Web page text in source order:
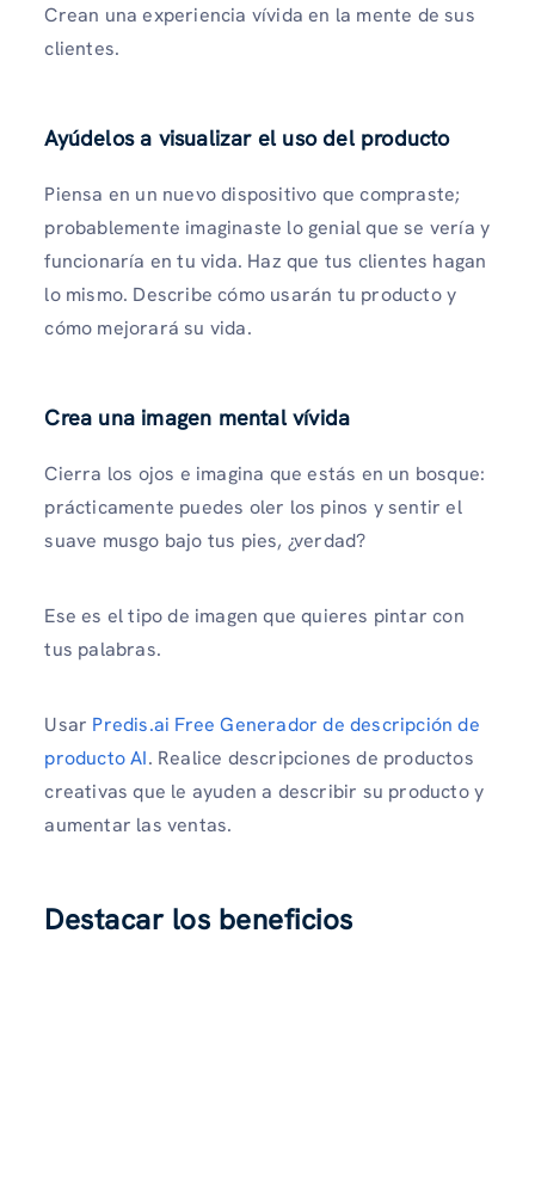
Crean una experiencia vívida en la mente de sus
clientes.
Ayúdelos a visualizar el uso del producto
Piensa en un nuevo dispositivo que compraste;
probablemente imaginaste lo genial que se vería y
funcionaría en tu vida. Haz que tus clientes hagan
lo mismo. Describe cómo usarán tu producto y
cómo mejorará su vida.
Crea una imagen mental vívida
Cierra los ojos e imagina que estás en un bosque:
prácticamente puedes oler los pinos y sentir el
suave musgo bajo tus pies, ¿verdad?
Ese es el tipo de imagen que quieres pintar con
tus palabras.
Usar Predis.ai Free Generador de descripción de
producto AI. Realice descripciones de productos
creativas que le ayuden a describir su producto y
aumentar las ventas.
Destacar los beneficios